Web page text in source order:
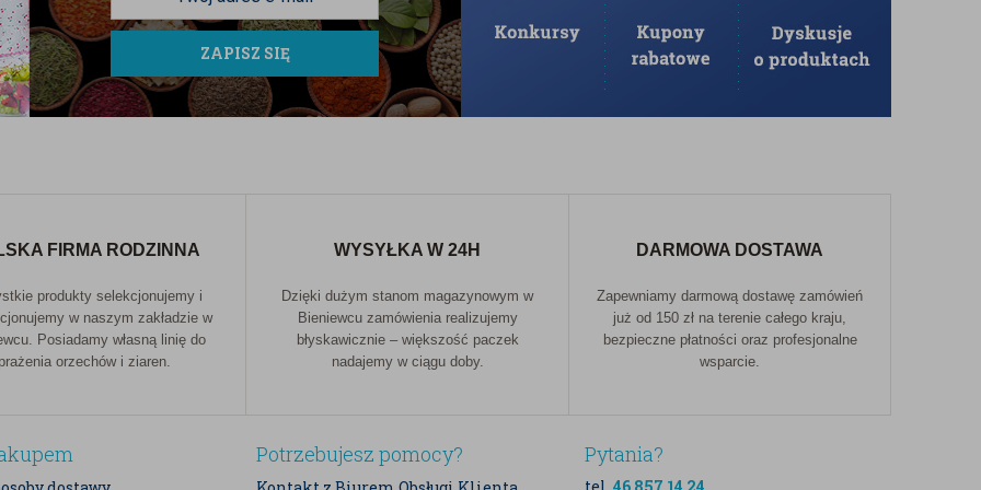
soja, migdały, orzechy, produkty zawierające
Osoby z alergiami powinny zachować
aktualnej partii. Podane wartości zostały
zachodni (Anacardium occidentale
cenę na rynku.
ZAPISZ SIĘ
FIRMA RODZINNA
produkty selekcjonujemy i
w naszym zakładzie w
Posiadamy własną linię do
prażenia orzechów i ziaren.
WYSYŁKA W 24H
Dzięki dużym stanom magazynowym w
Bieniewcu zamówienia realizujemy
błyskawicznie – większość paczek
nadajemy w ciągu doby.
DARMOWA DOSTAWA
Zapewniamy darmową dostawę zamówień
już od 150 zł na terenie całego kraju,
bezpieczne płatności oraz profesjonalne
wsparcie.
Pytania?
Potrzebujesz pomocy?